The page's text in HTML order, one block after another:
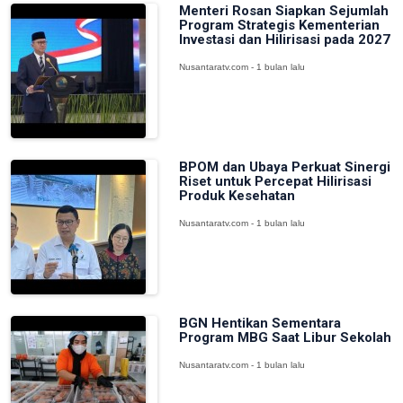
Menteri Rosan Siapkan Sejumlah
Program Strategis Kementerian
Investasi dan Hilirisasi pada 2027
Nusantaratv.com - 1 bulan lalu
BPOM dan Ubaya Perkuat Sinergi
Riset untuk Percepat Hilirisasi
Produk Kesehatan
Nusantaratv.com - 1 bulan lalu
BGN Hentikan Sementara
Program MBG Saat Libur Sekolah
Nusantaratv.com - 1 bulan lalu